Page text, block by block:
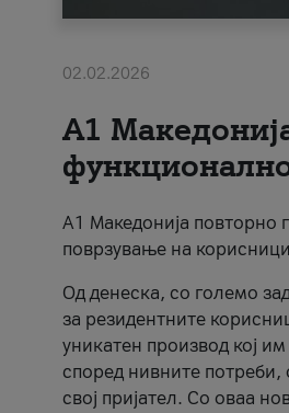
02.02.2026
А1
А1 Македонија повторно
поврзување на
Од денеска, со големо
за резидентните
уникатен производ кој
според нивните потреби,
свој пријател. Со оваа